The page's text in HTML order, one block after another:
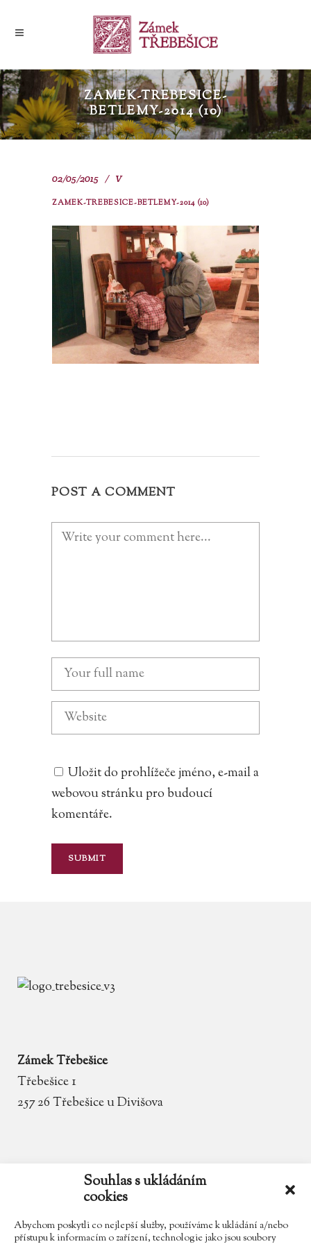
Souhlas s ukládáním
cookies
Abychom poskytli co nejlepší služby, používáme k ukládání a/nebo
přístupu k informacím o zařízení, technologie jako jsou soubory
ZAMEK-TREBESICE-
BETLEMY-2014 (10)
02/05/2015 V
ZAMEK-TREBESICE-BETLEMY-2014 (10)
POST A COMMENT
Uložit do prohlížeče jméno, e-mail a
webovou stránku pro budoucí
komentáře.
Zámek Třebešice
Třebešice 1
257 26 Třebešice u Divišova
zamek.trebesice@volny.cz
602 354 467